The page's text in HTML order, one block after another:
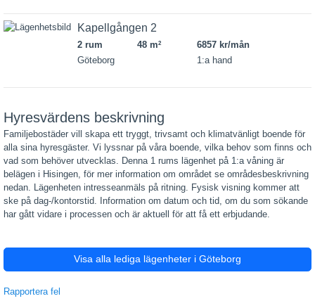
Kapellgången 2
2 rum 48 m2
6857 kr/mån
Göteborg
1:a hand
Hyresvärdens beskrivning
Familjebostäder vill skapa ett tryggt, trivsamt och klimatvänligt boende för
alla sina hyresgäster. Vi lyssnar på våra boende, vilka behov som finns och
vad som behöver utvecklas. Denna 1 rums lägenhet på 1:a våning är
belägen i Hisingen, för mer information om området se områdesbeskrivning
nedan. Lägenheten intresseanmäls på ritning. Fysisk visning kommer att
ske på dag-/kontorstid. Information om datum och tid, om du som sökande
har gått vidare i processen och är aktuell för att få ett erbjudande.
Visa alla lediga lägenheter i Göteborg
Rapportera fel